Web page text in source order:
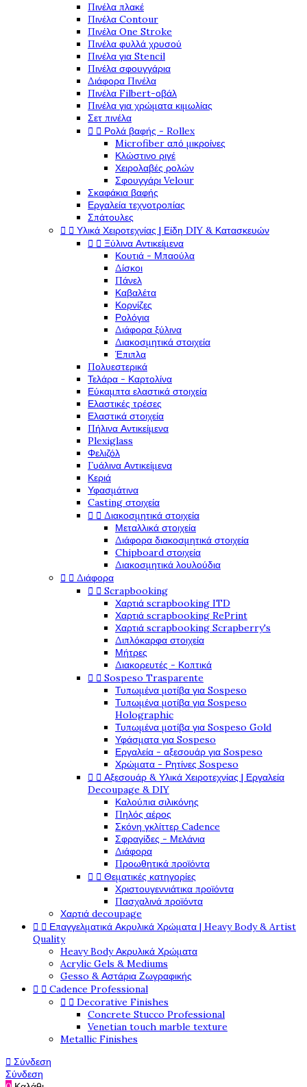
Πινέλα πλακέ
Πινέλα Contour
Πινέλα One Stroke
Πινέλα φυλλά χρυσού
Πινέλα για Stencil
Πινέλα σφουγγάρια
Διάφορα Πινέλα
Πινέλα Filbert-οβάλ
Πινέλα για χρώματα κιμωλίας
Σετ πινέλα
  Ρολά βαφής - Rollex
Microfiber από μικροίνες
Κλώστινο ριγέ
Χειρολαβές ρολών
Σφουγγάρι Velour
Σκαφάκια βαφής
Εργαλεία τεχνοτροπίας
Σπάτουλες
  Υλικά Χειροτεχνίας | Είδη DIY & Κατασκευών
  Ξύλινα Αντικείμενα
Κουτιά - Μπαούλα
Δίσκοι
Πάνελ
Καβαλέτα
Κορνίζες
Ρολόγια
Διάφορα ξύλινα
Διακοσμητικά στοιχεία
Έπιπλα
Πολυεστερικά
Τελάρα - Καρτολίνα
Εύκαμπτα ελαστικά στοιχεία
Ελαστικές τρέσες
Ελαστικά στοιχεία
Πήλινα Αντικείμενα
Plexiglass
Φελιζόλ
Γυάλινα Αντικείμενα
Κεριά
Υφασμάτινα
Casting στοιχεία
  Διακοσμητικά στοιχεία
Μεταλλικά στοιχεία
Διάφορα διακοσμητικά στοιχεία
Chipboard στοιχεία
Διακοσμητικά λουλούδια
  Διάφορα
  Scrapbooking
Χαρτιά scrapbooking ITD
Χαρτιά scrapbooking RePrint
Χαρτιά scrapbooking Scrapberry's
Διπλόκαρφα στοιχεία
Μήτρες
Διακορευτές - Κοπτικά
  Sospeso Trasparente
Τυπωμένα μοτίβα για Sospeso
Τυπωμένα μοτίβα για Sospeso
Holographic
Τυπωμένα μοτίβα για Sospeso Gold
Υφάσματα για Sospeso
Εργαλεία - αξεσουάρ για Sospeso
Χρώματα - Ρητίνες Sospeso
  Αξεσουάρ & Υλικά Χειροτεχνίας | Εργαλεία
Decoupage & DIY
Καλούπια σιλικόνης
Πηλός αέρος
Σκόνη γκλίττερ Cadence
Σφραγίδες - Μελάνια
Διάφορα
Προωθητικά προϊόντα
  Θεματικές κατηγορίες
Χριστουγεννιάτικα προϊόντα
Πασχαλινά προϊόντα
Χαρτιά decoupage
  Επαγγελματικά Ακρυλικά Χρώματα | Heavy Body & Artist
Quality
Heavy Body Ακρυλικά Χρώματα
Acrylic Gels & Mediums
Gesso & Αστάρια Ζωγραφικής
  Cadence Professional
  Decorative Finishes
Concrete Stucco Professional
Venetian touch marble texture
Metallic Finishes
 Σύνδεση
Σύνδεση